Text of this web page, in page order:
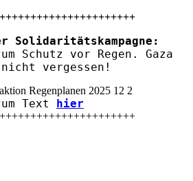
Solidaritätskampagne:
Schutz vor Regen. Gaza
vergessen!
Text hier